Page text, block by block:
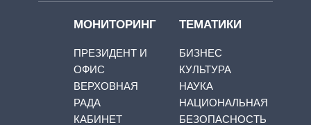
МОНИТОРИНГ
ПРЕЗИДЕНТ И
ОФИС
ВЕРХОВНАЯ
РАДА
КАБИНЕТ
ТЕМАТИКИ
БИЗНЕС
КУЛЬТУРА
НАУКА
НАЦИОНАЛЬНАЯ
БЕЗОПАСНОСТЬ